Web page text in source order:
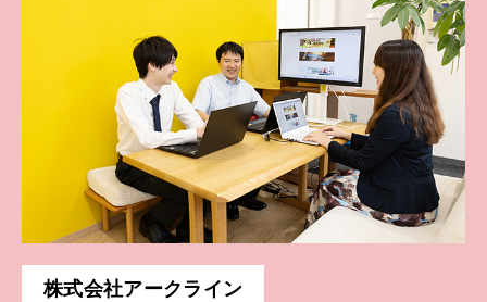
株式会社アークライン